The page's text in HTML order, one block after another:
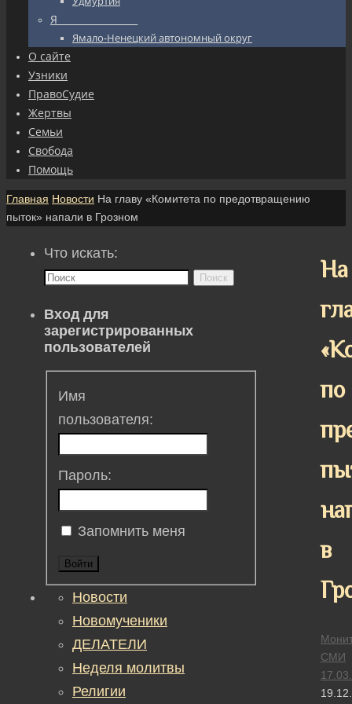
Я_________________
Ямало-Ненецкий автономный округ
О сайте
Узники
ПравоСудие
Жертвы
Семьи
Свобода
Помощь
Главная Новости На главу «Комитета по предотвращению
пыток» напали в Грозном
На
по
в
СМИ
Что искать:
Поиск
Вход для
зарегистрированных
пользователей
Имя
пользователя:
Пароль:
Запомнить меня
Войти
Новости
Новомученики
ДЕЛАТЕЛИ
Неделя молитвы
Религии